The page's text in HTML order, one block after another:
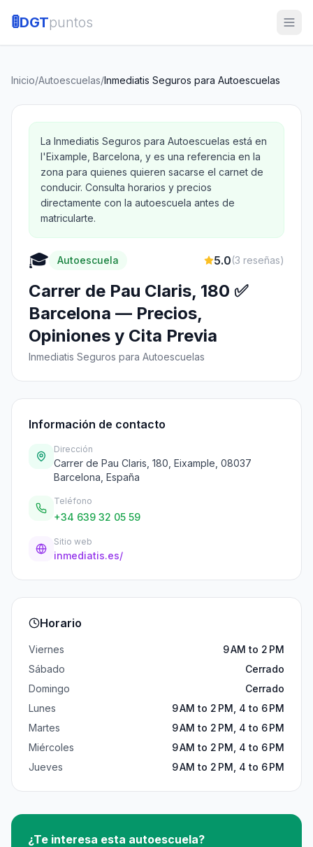
🚦DGTpuntos
Inicio/Autoescuelas/Inmediatis Seguros para Autoescuelas
La Inmediatis Seguros para Autoescuelas está en
l'Eixample, Barcelona, y es una referencia en la
zona para quienes quieren sacarse el carnet de
conducir. Consulta horarios y precios
directamente con la autoescuela antes de
matricularte.
🎓 Autoescuela 5.0(3 reseñas)
Carrer de Pau Claris, 180 ✅
Barcelona — Precios,
Opiniones y Cita Previa
Inmediatis Seguros para Autoescuelas
Información de contacto
Dirección
Carrer de Pau Claris, 180, Eixample, 08037
Barcelona, España
Teléfono
+34 639 32 05 59
Sitio web
inmediatis.es/
Horario
Viernes
9 AM to 2 PM
Sábado
Cerrado
Domingo
Cerrado
Lunes
9 AM to 2 PM, 4 to 6 PM
Martes
9 AM to 2 PM, 4 to 6 PM
Miércoles
9 AM to 2 PM, 4 to 6 PM
Jueves
9 AM to 2 PM, 4 to 6 PM
¿Te interesa esta autoescuela?